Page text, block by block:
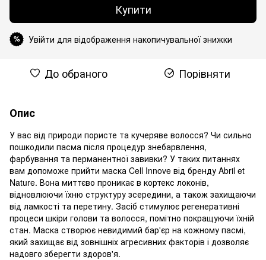
Купити
% Увійти для відображення накопичувальної знижки
До обраного Порівняти
Опис
У вас від природи пористе та кучеряве волосся? Чи сильно
пошкодили пасма після процедур знебарвлення,
фарбування та перманентної завивки? У таких питаннях
вам допоможе прийти маска Cell Innove від бренду Abril et
Nature. Вона миттєво проникає в кортекс локонів,
відновлюючи їхню структуру зсередини, а також захищаючи
від ламкості та перетину. Засіб стимулює регенеративні
процеси шкіри голови та волосся, помітно покращуючи їхній
стан. Маска створює невидимий бар'єр на кожному пасмі,
який захищає від зовнішніх агресивних факторів і дозволяє
надовго зберегти здоров'я.